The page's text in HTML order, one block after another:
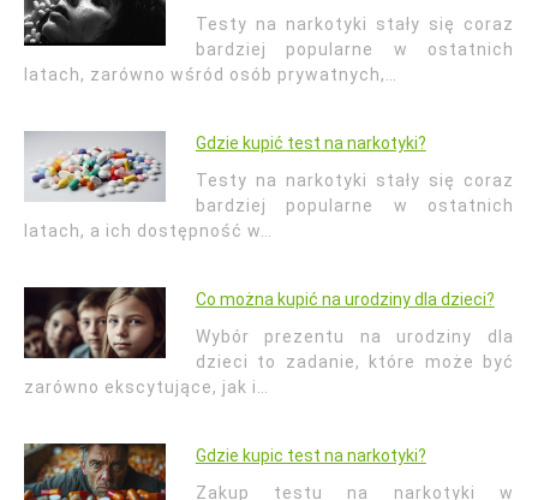
Testy na narkotyki stały się coraz
bardziej popularne w ostatnich
latach, zarówno wśród osób prywatnych,…
Gdzie kupić test na narkotyki?
Testy na narkotyki stały się coraz
bardziej popularne w ostatnich
latach, a ich dostępność w…
Co można kupić na urodziny dla dzieci?
Wybór prezentu na urodziny dla
dzieci to zadanie, które może być
zarówno ekscytujące, jak i…
Gdzie kupic test na narkotyki?
Zakup testu na narkotyki w